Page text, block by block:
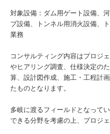
対象設備：ダム用ゲート設備、
プ設備、トンネル用消火設備、
業務
コンサルティング内容はプロジ
やヒアリング調査、仕様決定の
算、設計図作成、施工・工程計
たものとなります。
多岐に渡るフィールドとなって
できる分野を考慮の上、プロジ